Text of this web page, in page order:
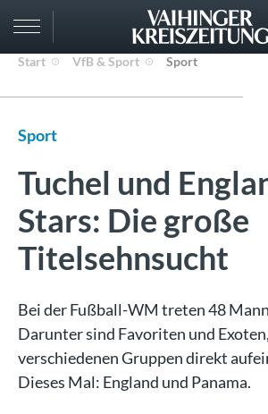
Start VfB & Sport Sport
Sport
Tuchel und
Stars: Die große
Titelsehnsucht
Bei der Fußball-WM treten 48
Darunter sind Favoriten und
verschiedenen Gruppen direkt
Dieses Mal: England und Panama.